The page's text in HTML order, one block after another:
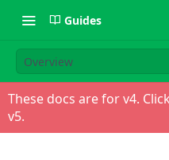
Guides
Overview
These docs are for v4.
v5.